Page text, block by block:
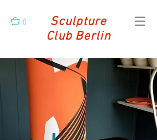
0
Sculpture
Club Berlin